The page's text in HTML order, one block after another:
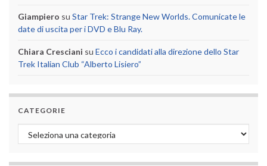
Giampiero su Star Trek: Strange New Worlds. Comunicate le
date di uscita per i DVD e Blu Ray.
Chiara Cresciani su Ecco i candidati alla direzione dello Star
Trek Italian Club “Alberto Lisiero”
CATEGORIE
Categorie